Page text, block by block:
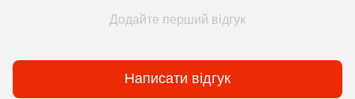
Додайте перший відгук
Написати відгук